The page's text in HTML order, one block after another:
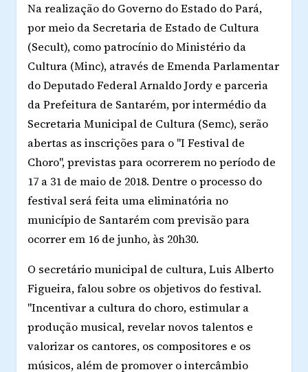
Na realização do Governo do Estado do Pará,
por meio da Secretaria de Estado de Cultura
(Secult), como patrocínio do Ministério da
Cultura (Minc), através de Emenda Parlamentar
do Deputado Federal Arnaldo Jordy e parceria
da Prefeitura de Santarém, por intermédio da
Secretaria Municipal de Cultura (Semc), serão
abertas as inscrições para o "I Festival de
Choro", previstas para ocorrerem no período de
17 a 31 de maio de 2018. Dentre o processo do
festival será feita uma eliminatória no
município de Santarém com previsão para
ocorrer em 16 de junho, às 20h30.
O secretário municipal de cultura, Luis Alberto
Figueira, falou sobre os objetivos do festival.
"Incentivar a cultura do choro, estimular a
produção musical, revelar novos talentos e
valorizar os cantores, os compositores e os
músicos, além de promover o intercâmbio